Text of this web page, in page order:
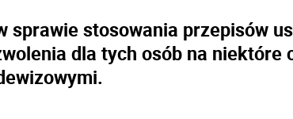
stosowania przepisów
dla tych osób na niektóre